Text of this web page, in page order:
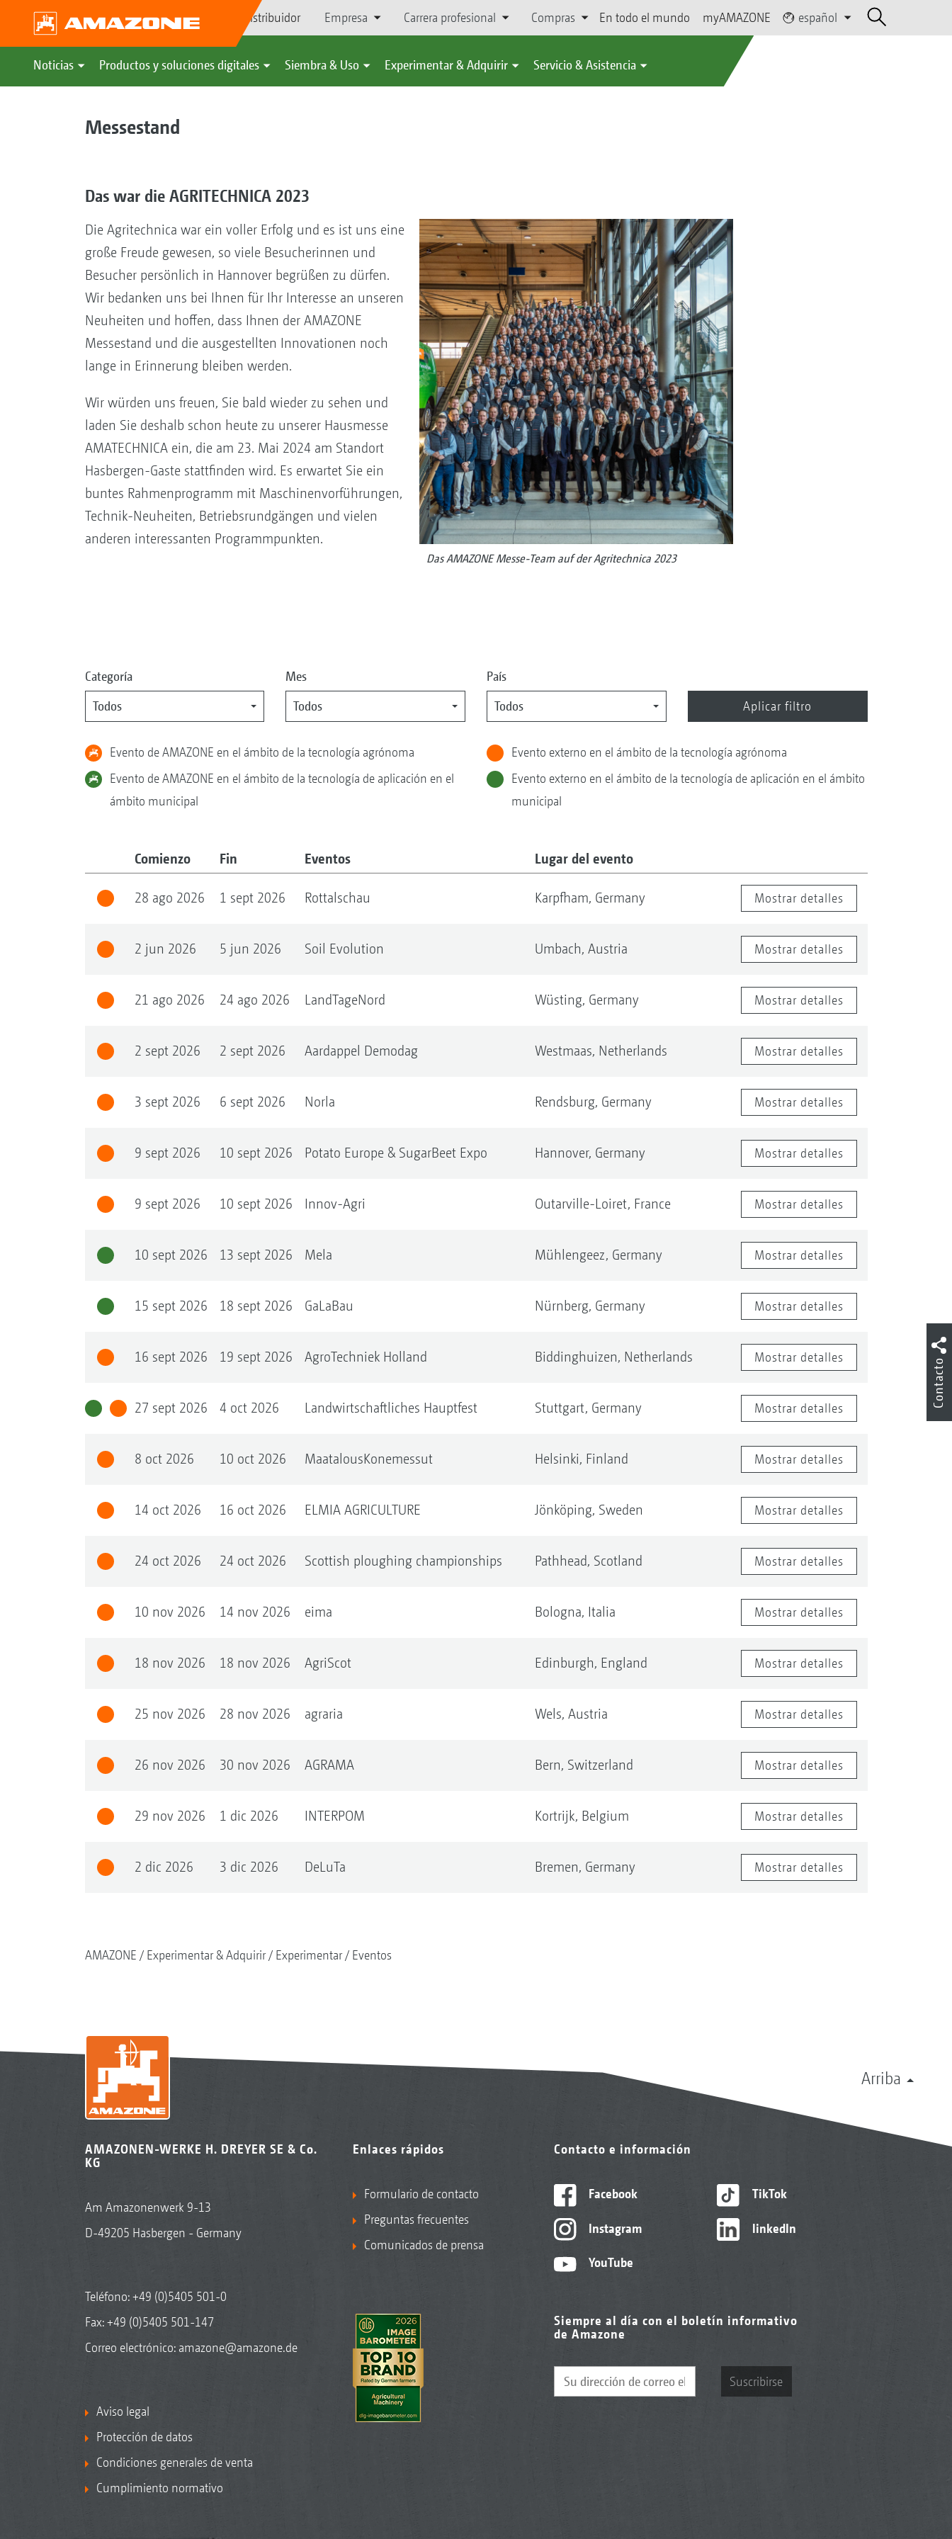
Búsqueda de distribuidor Empresa Carrera profesional Compras En todo el mundo myAMAZONE español
Noticias Productos y soluciones digitales Siembra & Uso Experimentar & Adquirir Servicio & Asistencia
Messestand
Das war die AGRITECHNICA 2023
Das AMAZONE Messe-Team auf der Agritechnica 2023
Die Agritechnica war ein voller Erfolg und es ist uns eine
große Freude gewesen, so viele Besucherinnen und
Besucher persönlich in Hannover begrüßen zu dürfen.
Wir bedanken uns bei Ihnen für Ihr Interesse an unseren
Neuheiten und hoffen, dass Ihnen der AMAZONE
Messestand und die ausgestellten Innovationen noch
lange in Erinnerung bleiben werden.
Wir würden uns freuen, Sie bald wieder zu sehen und
laden Sie deshalb schon heute zu unserer Hausmesse
AMATECHNICA ein, die am 23. Mai 2024 am Standort
Hasbergen-Gaste stattfinden wird. Es erwartet Sie ein
buntes Rahmenprogramm mit Maschinenvorführungen,
Technik-Neuheiten, Betriebsrundgängen und vielen
anderen interessanten Programmpunkten.
Categoría
Todos
Mes
Todos
País
Todos
Evento de AMAZONE en el ámbito de la tecnología agrónoma
Evento de AMAZONE en el ámbito de la tecnología de aplicación en el
ámbito municipal
Evento externo en el ámbito de la tecnología agrónoma
Evento externo en el ámbito de la tecnología de aplicación en el ámbito
municipal
Comienzo Fin Eventos Lugar del evento
28 ago 2026 1 sept 2026 Rottalschau Karpfham, Germany Mostrar detalles
2 jun 2026 5 jun 2026 Soil Evolution Umbach, Austria Mostrar detalles
21 ago 2026 24 ago 2026 LandTageNord Wüsting, Germany Mostrar detalles
2 sept 2026 2 sept 2026 Aardappel Demodag Westmaas, Netherlands Mostrar detalles
3 sept 2026 6 sept 2026 Norla Rendsburg, Germany Mostrar detalles
9 sept 2026 10 sept 2026 Potato Europe & SugarBeet Expo Hannover, Germany Mostrar detalles
9 sept 2026 10 sept 2026 Innov-Agri Outarville-Loiret, France Mostrar detalles
10 sept 2026 13 sept 2026 Mela Mühlengeez, Germany Mostrar detalles
15 sept 2026 18 sept 2026 GaLaBau Nürnberg, Germany Mostrar detalles
16 sept 2026 19 sept 2026 AgroTechniek Holland Biddinghuizen, Netherlands Mostrar detalles
27 sept 2026 4 oct 2026 Landwirtschaftliches Hauptfest Stuttgart, Germany Mostrar detalles
8 oct 2026 10 oct 2026 MaatalousKonemessut Helsinki, Finland Mostrar detalles
14 oct 2026 16 oct 2026 ELMIA AGRICULTURE Jönköping, Sweden Mostrar detalles
24 oct 2026 24 oct 2026 Scottish ploughing championships Pathhead, Scotland Mostrar detalles
10 nov 2026 14 nov 2026 eima Bologna, Italia Mostrar detalles
18 nov 2026 18 nov 2026 AgriScot Edinburgh, England Mostrar detalles
25 nov 2026 28 nov 2026 agraria Wels, Austria Mostrar detalles
26 nov 2026 30 nov 2026 AGRAMA Bern, Switzerland Mostrar detalles
29 nov 2026 1 dic 2026 INTERPOM Kortrijk, Belgium Mostrar detalles
2 dic 2026 3 dic 2026 DeLuTa Bremen, Germany Mostrar detalles
AMAZONE Experimentar & Adquirir Experimentar Eventos
Arriba
AMAZONEN-WERKE H. DREYER SE & Co.
KG
Am Amazonenwerk 9-13
D-49205 Hasbergen - Germany
Teléfono:+49 (0)5405 501-0
Fax: +49 (0)5405 501-147
Correo electrónico: amazone@amazone.de
Aviso legal
Protección de datos
Condiciones generales de venta
Cumplimiento normativo
Enlaces rápidos
Formulario de contacto
Preguntas frecuentes
Comunicados de prensa
Contacto e información
Facebook
Instagram
YouTube
TikTok
linkedIn
Siempre al día con el boletín informativo
de Amazone
Suscribirse
Contacto